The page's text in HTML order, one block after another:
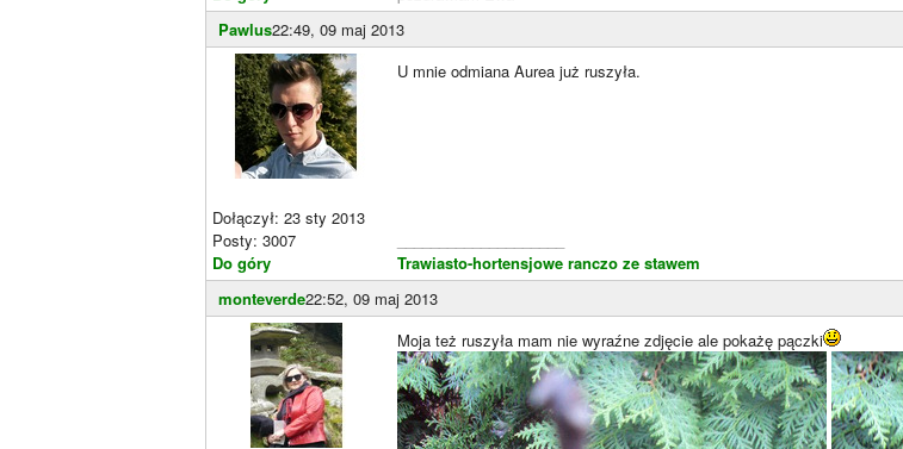
Pawlus22:49, 09 maj 2013
Dołączył: 23 sty 2013
Posty: 3007
Do góry
U mnie odmiana Aurea już ruszyła.
Trawiasto-hortensjowe ranczo ze stawem
monteverde22:52, 09 maj 2013
Moja też ruszyła mam nie wyraźne zdjęcie ale pokażę pączki